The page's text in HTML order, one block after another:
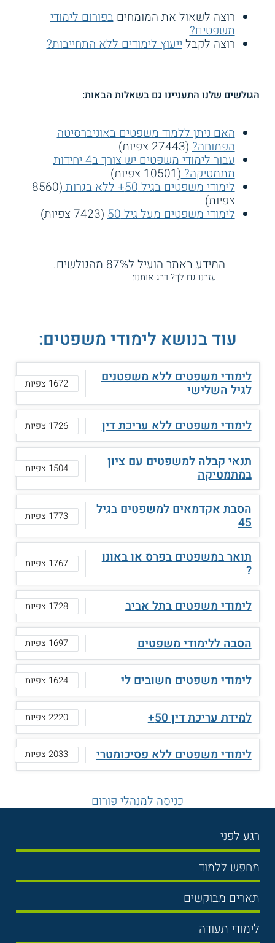
רוצה לשאול את המומחיםבפורום לימודי
משפטים?
רוצה לקבלייעוץ לימודים ללא התחייבות?
הגולשים שלנו התעניינו גם בשאלות הבאות:
האם ניתן ללמוד משפטים באוניברסיטה
הפתוחה?(27443 צפיות)
עבור לימודי משפטים יש צורך ב4 יחידות
מתמטיקה?(10501 צפיות)
לימודי משפטים בגיל 50+ ללא בגרות (8560
צפיות)
לימודי משפטים מעל גיל 50 (7423 צפיות)
המידע באתר הועיל ל87% מהגולשים.
עזרנו גם לך? דרג אותנו:
עוד בנושא לימודי משפטים:
לימודי משפטים ללא משפטנים
לגיל השלישי 1672 צפיות
לימודי משפטים ללא עריכת דין 1726 צפיות
תנאי קבלה למשפטים עם ציון
במתמטיקה 1504 צפיות
הסבת אקדמאים למשפטים בגיל
45 1773 צפיות
תואר במשפטים בפרס או באונו
? 1767 צפיות
לימודי משפטים בתל אביב 1728 צפיות
הסבה ללימודי משפטים 1697 צפיות
לימודי משפטים חשובים לי 1624 צפיות
למידת עריכת דין 50+ 2220 צפיות
לימודי משפטים ללא פסיכומטרי 2033 צפיות
כניסה למנהלי פורום
רגע לפני
בחירת לימודים
תנאי קבלה
שכר לימוד
אוניברסיטה
מחפש ללמוד
תואר ראשון
תואר שני
הכנה לבגרות
תארים מבוקשים
משפטים
לימודי תעודה